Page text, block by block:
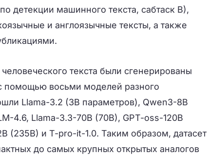
детекции машинного текста, сабтаск B),
и англоязычные тексты, а также
текста были сгенерированы
помощью восьми моделей разного
Llama-3.2 (3B параметров), Qwen3-8B
4.6, Llama-3.3-70B (70B), GPT-oss-120B
(235B) и T-pro-it-1.0. Таким образом, датасет
до самых крупных открытых аналогов